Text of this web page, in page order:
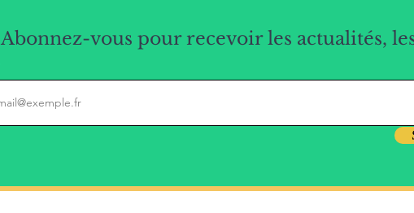
Abonnez-vous pour recevoir les actualités,